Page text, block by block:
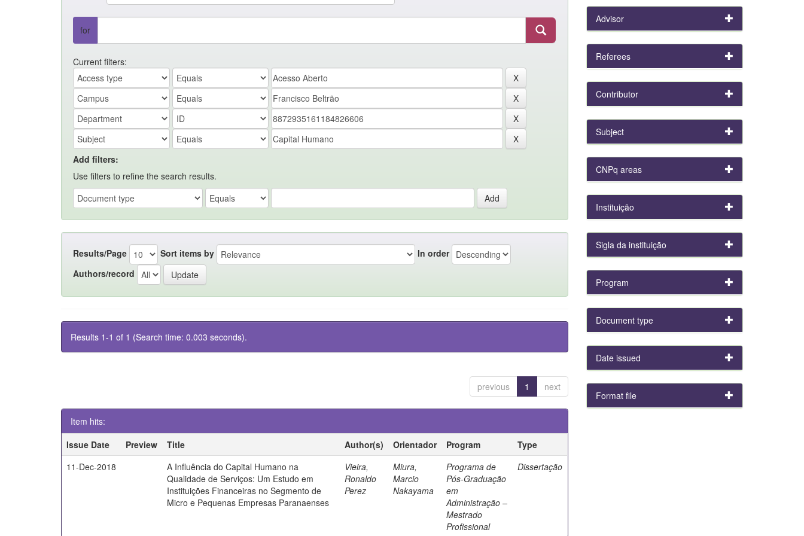
for
Current filters:
Add filters:
Use filters to refine the search results.
Results/Page Sort items by
In order
Authors/record
Results 1-1 of 1 (Search time: 0.003 seconds).
previous 1 next
Item hits:
Issue Date
Preview Title Author(s) Orientador Program
Type
11-Dec-2018
A Influência do Capital Humano na
Qualidade de Serviços: Um Estudo em
Instituições Financeiras no Segmento de
Micro e Pequenas Empresas Paranaenses
Vieira,
Ronaldo
Perez
Miura,
Marcio
Nakayama
Programa de
Pós-Graduação
em
Administração –
Mestrado
Profissional
Dissertação
Advisor
Referees
Contributor
Subject
CNPq areas
Instituição
Sigla da instituição
Program
Document type
Date issued
Format file